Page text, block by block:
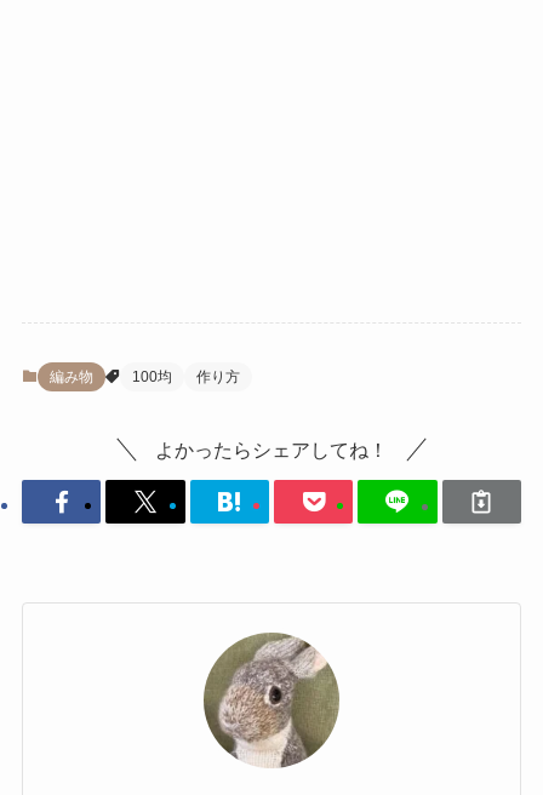
編み物 100均 作り方
よかったらシェアしてね！